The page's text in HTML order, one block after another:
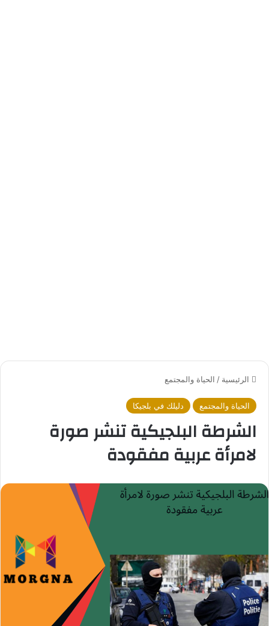
الرئيسية / الحياة والمجتمع
الحياة والمجتمع دليلك في بلجيكا
الشرطة البلجيكية تنشر صورة
لامرأة عربية مفقودة